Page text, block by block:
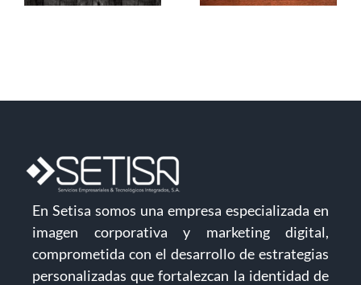
En Setisa somos una empresa especializada en
imagen corporativa y marketing digital,
comprometida con el desarrollo de estrategias
personalizadas que fortalezcan la identidad de